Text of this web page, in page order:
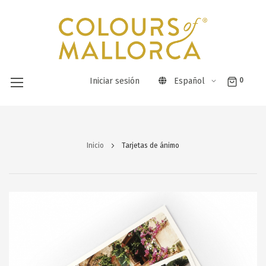
Iniciar sesión Español 0
Inicio Tarjetas de ánimo